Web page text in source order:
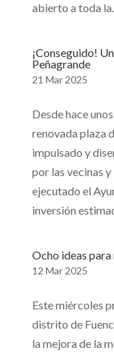
abierto a toda
¡Conseguido!
Peñagrande
21 Mar 2025
Desde hace
renovada plaza
impulsado y
por las vecinas y
ejecutado el
inversión
Ocho ideas
12 Mar 2025
Este miércoles
distrito de
la mejora de la